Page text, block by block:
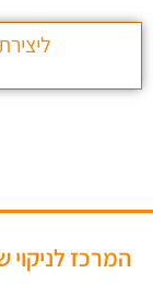
המרכז לניקוי